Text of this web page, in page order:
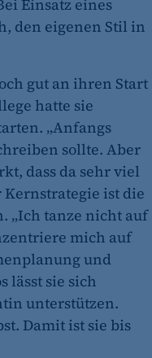
Einsatz eines
den eigenen Stil in
gut an ihren Start
hatte sie
„Anfangs
sollte. Aber
dass da sehr viel
Kernstrategie ist die
„Ich tanze nicht auf
mich auf
und
lässt sie sich
unterstützen.
Damit ist sie bis